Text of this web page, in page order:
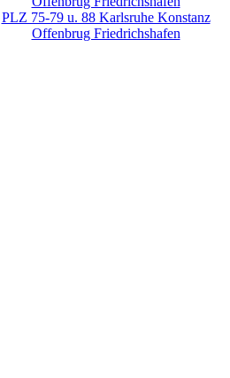
PLZ 75-79 u. 88 Karlsruhe Konstanz
Offenbrug Friedrichshafen